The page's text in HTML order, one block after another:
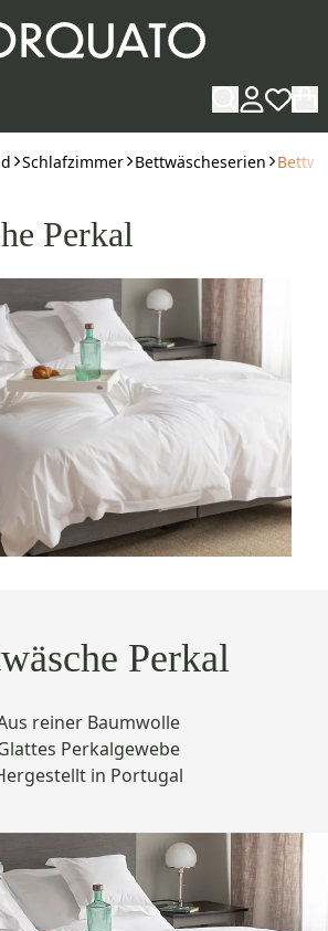
Schlafzimmer Bettwäscheserien
Perkal
Perkal
reiner Baumwolle
Perkalgewebe
in Portugal